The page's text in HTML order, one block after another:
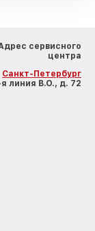
сервисного
центра
Санкт-Петербург
я линия В.О., д. 72